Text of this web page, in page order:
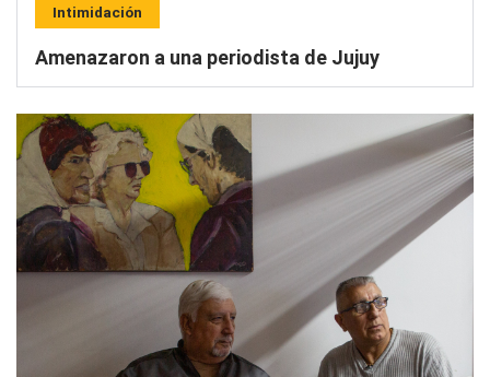
Intimidación
Amenazaron a una periodista de Jujuy